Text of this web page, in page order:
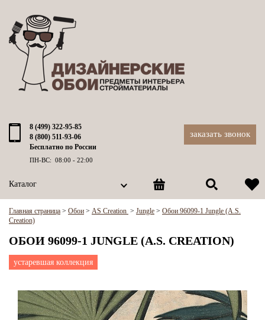
8 (499) 322-95-85
8 (800) 511-93-06
Бесплатно по России
ПН-ВС: 08:00 - 22:00
заказать звонок
Каталог
Главная страница > Обои > AS Creation > Jungle > Обои 96099-1 Jungle (A.S.
Creation)
ОБОИ 96099-1 JUNGLE (A.S. CREATION)
устаревшая коллекция